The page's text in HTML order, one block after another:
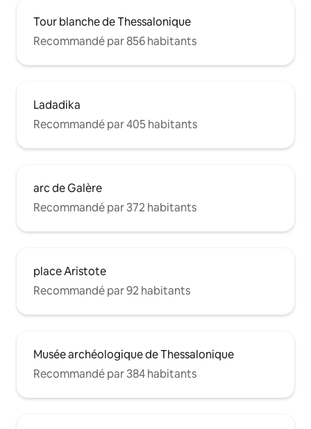
Tour blanche de Thessalonique
Recommandé par 856 habitants
Ladadika
Recommandé par 405 habitants
arc de Galère
Recommandé par 372 habitants
place Aristote
Recommandé par 92 habitants
Musée archéologique de Thessalonique
Recommandé par 384 habitants